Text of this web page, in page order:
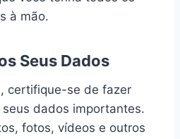
à mão.
Seus Dados
certifique-se de fazer
dados importantes.
fotos, vídeos e outros